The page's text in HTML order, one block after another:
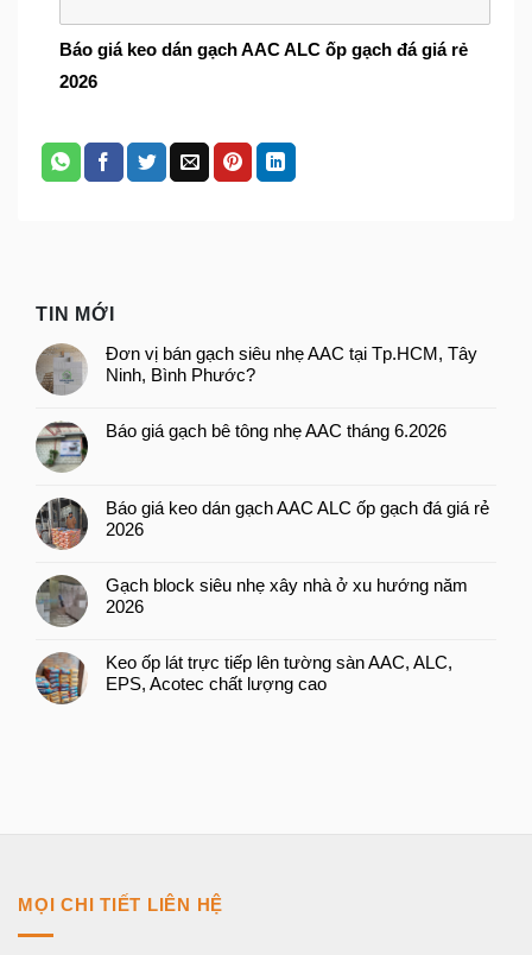
Báo giá keo dán gạch AAC ALC ốp gạch đá giá rẻ
2026
TIN MỚI
Đơn vị bán gạch siêu nhẹ AAC tại Tp.HCM, Tây
Ninh, Bình Phước?
Báo giá gạch bê tông nhẹ AAC tháng 6.2026
Báo giá keo dán gạch AAC ALC ốp gạch đá giá rẻ
2026
Gạch block siêu nhẹ xây nhà ở xu hướng năm
2026
Keo ốp lát trực tiếp lên tường sàn AAC, ALC,
EPS, Acotec chất lượng cao
MỌI CHI TIẾT LIÊN HỆ